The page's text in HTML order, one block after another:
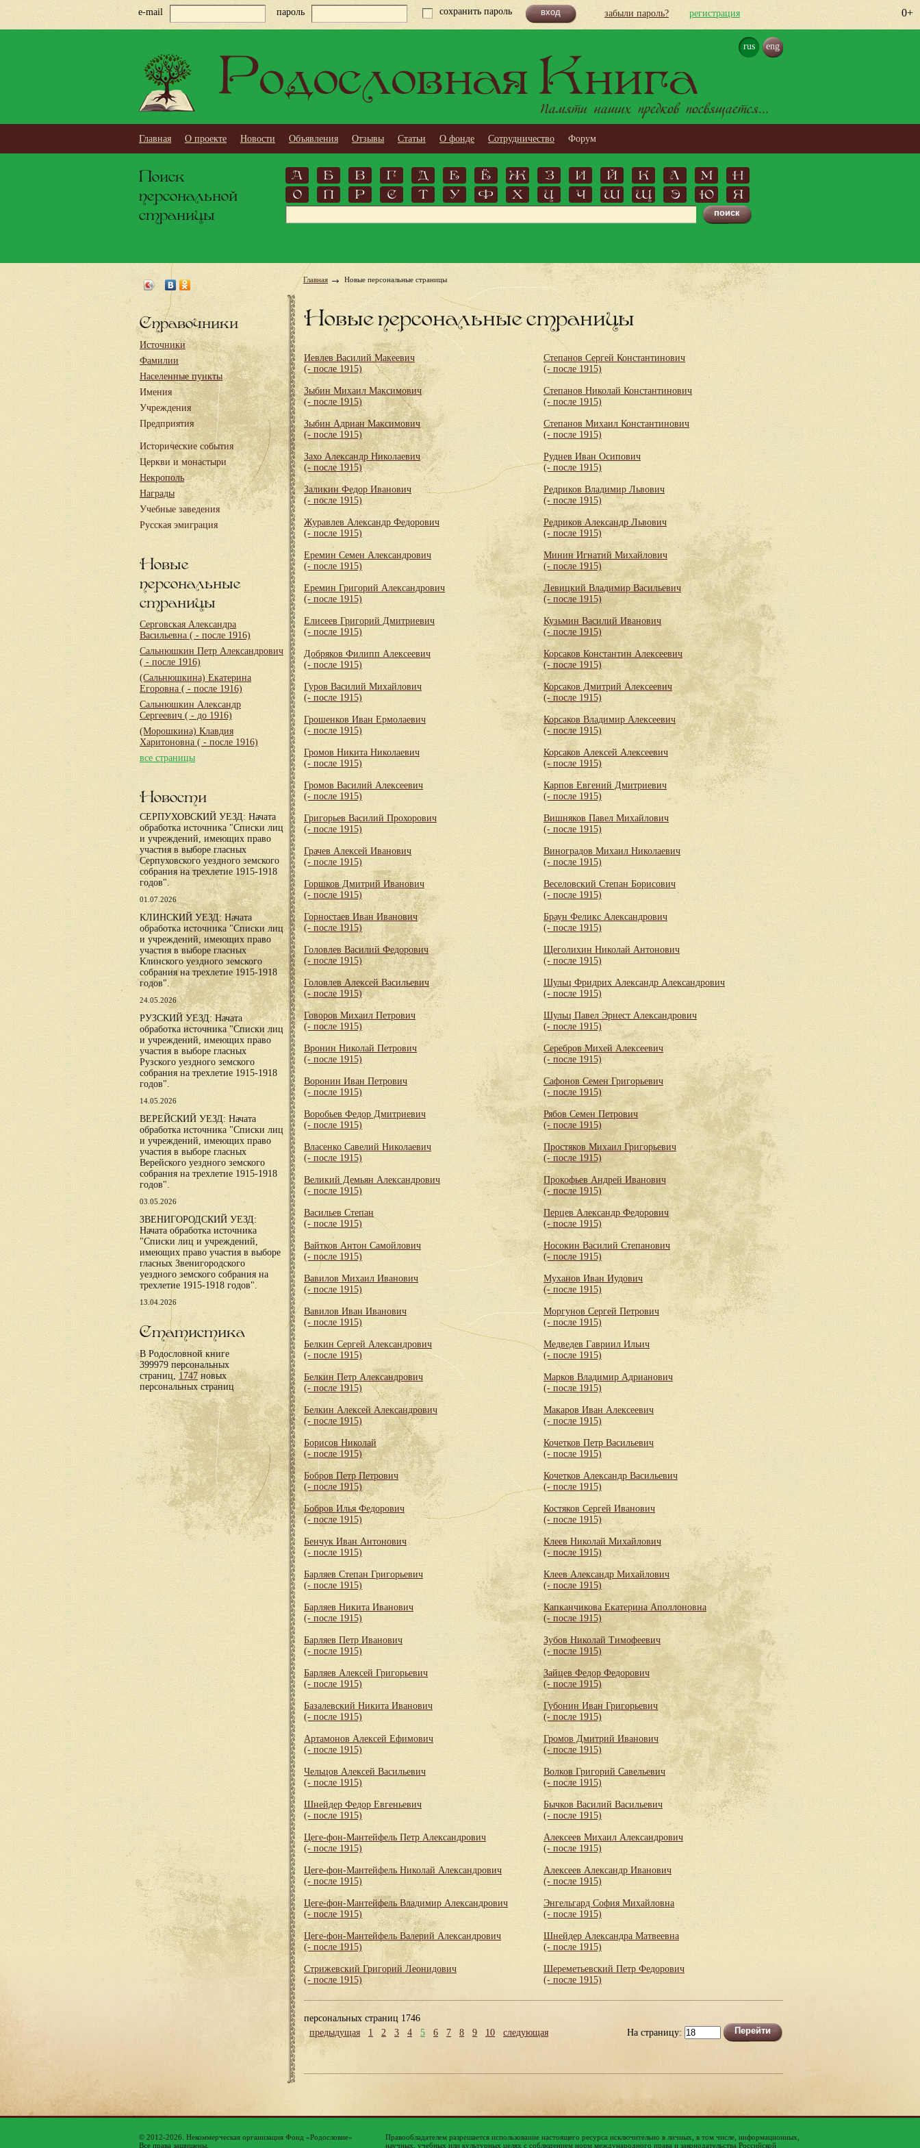
0+
e-mail пароль сохранить пароль забыли пароль? регистрация
rus eng
Родословная Книга
Памяти наших предков посвящается...
Главная О проекте Новости Объявления Отзывы Статьи О фонде Сотрудничество Форум
Поиск
персональной
страницы
А Б В Г Д Е Ё Ж З И Й К Л М
Н
О
П Р С Т У Ф Х Ц Ч Ш Щ Э Ю Я
Справочники
Источники
Фамилии
Населенные пункты
Имения
Учреждения
Предприятия
Исторические события
Церкви и монастыри
Некрополь
Награды
Учебные заведения
Русская эмиграция
Новые
персональные
страницы
Серговская Александра
Васильевна ( - после 1916)
Сальнюшкин Петр Александрович
( - после 1916)
(Сальнюшкина) Екатерина
Егоровна ( - после 1916)
Сальнюшкин Александр
Сергеевич ( - до 1916)
(Морошкина) Клавдия
Харитоновна ( - после 1916)
все страницы
Новости
СЕРПУХОВСКИЙ УЕЗД: Начата
обработка источника "Списки лиц
и учреждений, имеющих право
участия в выборе гласных
Серпуховского уездного земского
собрания на трехлетие 1915-1918
годов".
01.07.2026
КЛИНСКИЙ УЕЗД: Начата
обработка источника "Списки лиц
и учреждений, имеющих право
участия в выборе гласных
Клинского уездного земского
собрания на трехлетие 1915-1918
годов".
24.05.2026
РУЗСКИЙ УЕЗД: Начата
обработка источника "Списки лиц
и учреждений, имеющих право
участия в выборе гласных
Рузского уездного земского
собрания на трехлетие 1915-1918
годов".
14.05.2026
ВЕРЕЙСКИЙ УЕЗД: Начата
обработка источника "Списки лиц
и учреждений, имеющих право
участия в выборе гласных
Верейского уездного земского
собрания на трехлетие 1915-1918
годов".
03.05.2026
ЗВЕНИГОРОДСКИЙ УЕЗД:
Начата обработка источника
"Списки лиц и учреждений,
имеющих право участия в выборе
гласных Звенигородского
уездного земского собрания на
трехлетие 1915-1918 годов".
13.04.2026
Статистика
В Родословной книге
399979 персональных
страниц, 1747 новых
персональных страниц
Главная Новые персональные страницы
Новые персональные страницы
Иевлев Василий Макеевич
(- после 1915)
Зыбин Михаил Максимович
(- после 1915)
Зыбин Адриан Максимович
(- после 1915)
Захо Александр Николаевич
(- после 1915)
Заликин Федор Иванович
(- после 1915)
Журавлев Александр Федорович
(- после 1915)
Еремин Семен Александрович
(- после 1915)
Еремин Григорий Александрович
(- после 1915)
Елисеев Григорий Дмитриевич
(- после 1915)
Добряков Филипп Алексеевич
(- после 1915)
Гуров Василий Михайлович
(- после 1915)
Грошенков Иван Ермолаевич
(- после 1915)
Громов Никита Николаевич
(- после 1915)
Громов Василий Алексеевич
(- после 1915)
Григорьев Василий Прохорович
(- после 1915)
Грачев Алексей Иванович
(- после 1915)
Горшков Дмитрий Иванович
(- после 1915)
Горностаев Иван Иванович
(- после 1915)
Головлев Василий Федорович
(- после 1915)
Головлев Алексей Васильевич
(- после 1915)
Говоров Михаил Петрович
(- после 1915)
Вронин Николай Петрович
(- после 1915)
Воронин Иван Петрович
(- после 1915)
Воробьев Федор Дмитриевич
(- после 1915)
Власенко Савелий Николаевич
(- после 1915)
Великий Демьян Александрович
(- после 1915)
Васильев Степан
(- после 1915)
Вайтков Антон Самойлович
(- после 1915)
Вавилов Михаил Иванович
(- после 1915)
Вавилов Иван Иванович
(- после 1915)
Белкин Сергей Александрович
(- после 1915)
Белкин Петр Александрович
(- после 1915)
Белкин Алексей Александрович
(- после 1915)
Борисов Николай
(- после 1915)
Бобров Петр Петрович
(- после 1915)
Бобров Илья Федорович
(- после 1915)
Бенчук Иван Антонович
(- после 1915)
Барляев Степан Григорьевич
(- после 1915)
Барляев Никита Иванович
(- после 1915)
Барляев Петр Иванович
(- после 1915)
Барляев Алексей Григорьевич
(- после 1915)
Базалевский Никита Иванович
(- после 1915)
Артамонов Алексей Ефимович
(- после 1915)
Чельцов Алексей Васильевич
(- после 1915)
Шнейдер Федор Евгеньевич
(- после 1915)
Цеге-фон-Мантейфель Петр Александрович
(- после 1915)
Цеге-фон-Мантейфель Николай Александрович
(- после 1915)
Цеге-фон-Мантейфель Владимир Александрович
(- после 1915)
Цеге-фон-Мантейфель Валерий Александрович
(- после 1915)
Стрижевский Григорий Леонидович
(- после 1915)
Степанов Сергей Константинович
(- после 1915)
Степанов Николай Константинович
(- после 1915)
Степанов Михаил Константинович
(- после 1915)
Руднев Иван Осипович
(- после 1915)
Редриков Владимир Львович
(- после 1915)
Редриков Александр Львович
(- после 1915)
Минин Игнатий Михайлович
(- после 1915)
Левицкий Владимир Васильевич
(- после 1915)
Кузьмин Василий Иванович
(- после 1915)
Корсаков Константин Алексеевич
(- после 1915)
Корсаков Дмитрий Алексеевич
(- после 1915)
Корсаков Владимир Алексеевич
(- после 1915)
Корсаков Алексей Алексеевич
(- после 1915)
Карпов Евгений Дмитриевич
(- после 1915)
Вишняков Павел Михайлович
(- после 1915)
Виноградов Михаил Николаевич
(- после 1915)
Веселовский Степан Борисович
(- после 1915)
Браун Феликс Александрович
(- после 1915)
Щеголихин Николай Антонович
(- после 1915)
Шульц Фридрих Александр Александрович
(- после 1915)
Шульц Павел Эрнест Александрович
(- после 1915)
Серебров Михей Алексеевич
(- после 1915)
Сафонов Семен Григорьевич
(- после 1915)
Рябов Семен Петрович
(- после 1915)
Простяков Михаил Григорьевич
(- после 1915)
Прокофьев Андрей Иванович
(- после 1915)
Перцев Александр Федорович
(- после 1915)
Носокин Василий Степанович
(- после 1915)
Муханов Иван Иудович
(- после 1915)
Моргунов Сергей Петрович
(- после 1915)
Медведев Гавриил Ильич
(- после 1915)
Марков Владимир Адрианович
(- после 1915)
Макаров Иван Алексеевич
(- после 1915)
Кочетков Петр Васильевич
(- после 1915)
Кочетков Александр Васильевич
(- после 1915)
Костяков Сергей Иванович
(- после 1915)
Клеев Николай Михайлович
(- после 1915)
Клеев Александр Михайлович
(- после 1915)
Капканчикова Екатерина Аполлоновна
(- после 1915)
Зубов Николай Тимофеевич
(- после 1915)
Зайцев Федор Федорович
(- после 1915)
Губонин Иван Григорьевич
(- после 1915)
Громов Дмитрий Иванович
(- после 1915)
Волков Григорий Савельевич
(- после 1915)
Бычков Василий Васильевич
(- после 1915)
Алексеев Михаил Александрович
(- после 1915)
Алексеев Александр Иванович
(- после 1915)
Энгельгард София Михайловна
(- после 1915)
Шнейдер Александра Матвеевна
(- после 1915)
Шереметьевский Петр Федорович
(- после 1915)
персональных страниц 1746
предыдущая
1 2 3 4 5 6 7 8 9 10 следующая На страницу:
© 2012-2026. Некоммерческая организация Фонд «Родословие»
Все права защищены.
Правообладателем разрешается использование настоящего ресурса исключительно в личных, в том числе, информационных,
научных, учебных или культурных целях с соблюдением норм международного права и законодательства Российской